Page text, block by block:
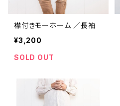
襟付きモーホーム ／長袖
¥3,200
SOLD OUT